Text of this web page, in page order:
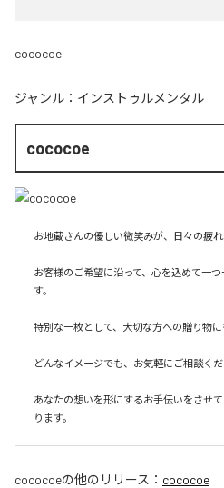
cococoe
ジャンル： インストゥルメンタル
cococoe
お地蔵さんの優しい微笑みが、日々の疲
お客様のご希望に沿って、心を込めて一
す。
特別な一枚として、大切な方への贈り物に
どんなイメージでも、お気軽にご相談くだ
あなたの想いを形にするお手伝いをさせ
ります。
cococoeの他のリリース： cococoe